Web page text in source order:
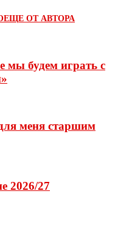
ЕЩЕ ОТ АВТОРА
будем играть с
меня старшим
2026/27